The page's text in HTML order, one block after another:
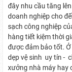
đây nhu cầu tăng
doanh nghiệp cho
sạch công nghiệp
hàng tiết kiệm thời
được đảm bảo tốt.
dẹp vệ sinh uy tín -
xưởng nhà máy hay